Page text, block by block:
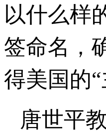
以什么样
签命名，
得美国的
唐世平